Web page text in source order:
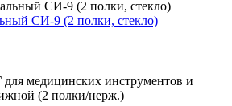
СИ-9 (2 полки, стекло)